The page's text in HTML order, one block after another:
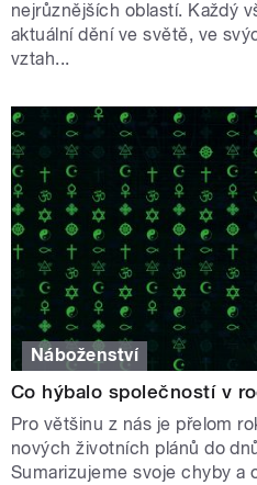
nejrůznějších oblastí. Každý
aktuální dění ve světě, ve
vztah...
Náboženství
Co hýbalo společností v
Pro většinu z nás je přelom
nových životních plánů do
Sumarizujeme svoje chyby a